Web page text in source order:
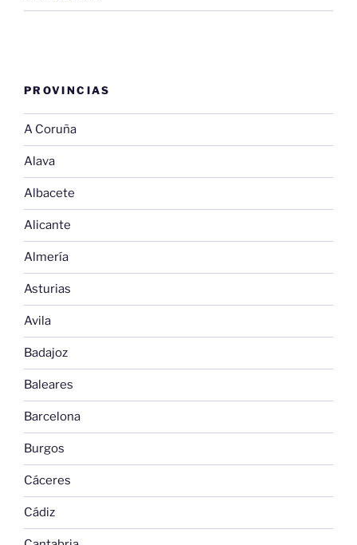
PROVINCIAS
A Coruña
Alava
Albacete
Alicante
Almería
Asturias
Avila
Badajoz
Baleares
Barcelona
Burgos
Cáceres
Cádiz